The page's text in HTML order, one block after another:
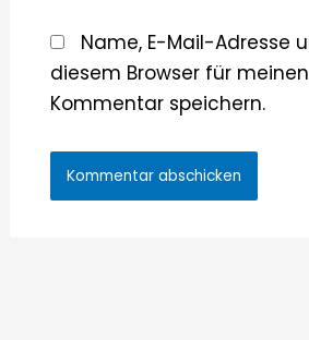
Name, E-Mail-Adresse
diesem Browser für
Kommentar speichern.